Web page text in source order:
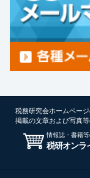
税務研究会ホームペー
掲載の文章および写真
情報誌・書籍
税研オンラ